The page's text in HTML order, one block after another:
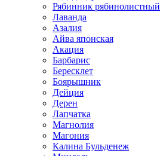
Рябинник рябинолистный
Лаванда
Азалия
Айва японская
Акация
Барбарис
Бересклет
Боярышник
Дейция
Дерен
Лапчатка
Магнолия
Магония
Калина Бульденеж